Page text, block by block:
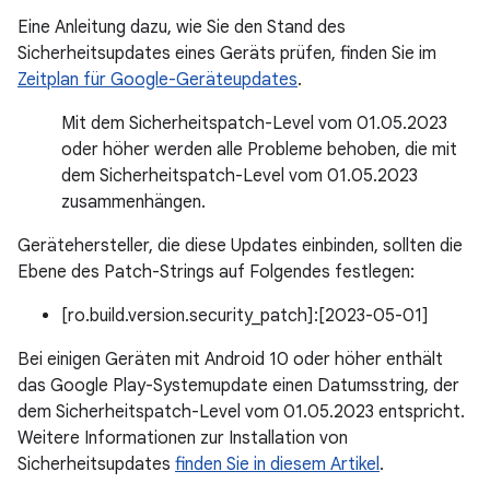
Eine Anleitung dazu, wie Sie den Stand des
Sicherheitsupdates eines Geräts prüfen, finden Sie im
Zeitplan für Google-Geräteupdates.
Mit dem Sicherheitspatch-Level vom 01.05.2023
oder höher werden alle Probleme behoben, die mit
dem Sicherheitspatch-Level vom 01.05.2023
zusammenhängen.
Gerätehersteller, die diese Updates einbinden, sollten die
Ebene des Patch-Strings auf Folgendes festlegen:
[ro.build.version.security_patch]:[2023-05-01]
Bei einigen Geräten mit Android 10 oder höher enthält
das Google Play-Systemupdate einen Datumsstring, der
dem Sicherheitspatch-Level vom 01.05.2023 entspricht.
Weitere Informationen zur Installation von
Sicherheitsupdates finden Sie in diesem Artikel.